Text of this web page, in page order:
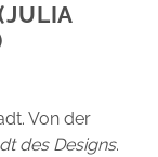
Von der
des Designs.